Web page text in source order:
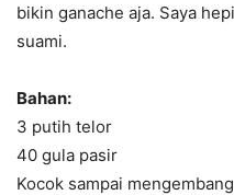
bikin ganache aja. Saya
suami.
Bahan:
3 putih telor
40 gula pasir
Kocok sampai mengembang